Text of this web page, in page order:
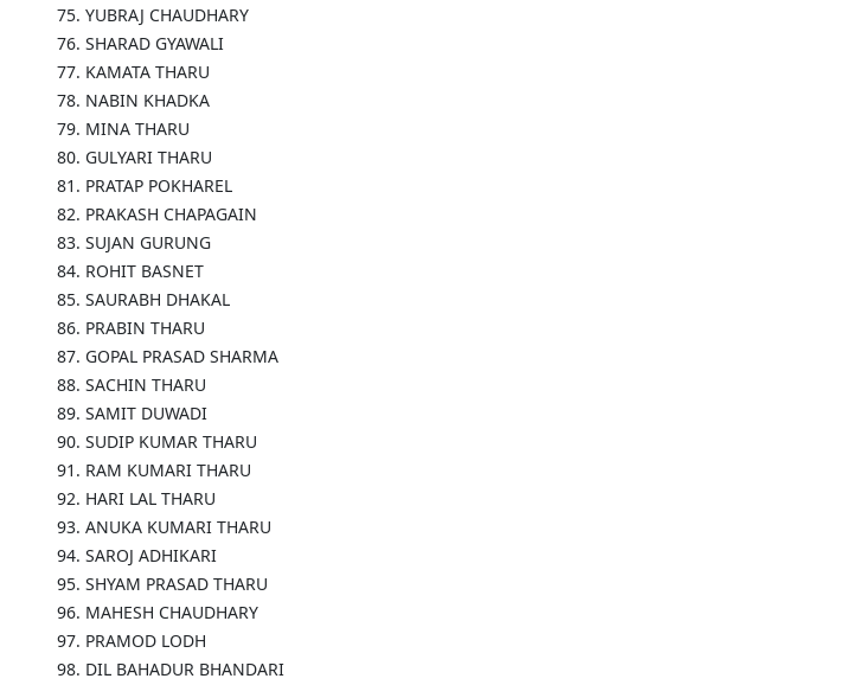
75. YUBRAJ CHAUDHARY
76. SHARAD GYAWALI
77. KAMATA THARU
78. NABIN KHADKA
79. MINA THARU
80. GULYARI THARU
81. PRATAP POKHAREL
82. PRAKASH CHAPAGAIN
83. SUJAN GURUNG
84. ROHIT BASNET
85. SAURABH DHAKAL
86. PRABIN THARU
87. GOPAL PRASAD SHARMA
88. SACHIN THARU
89. SAMIT DUWADI
90. SUDIP KUMAR THARU
91. RAM KUMARI THARU
92. HARI LAL THARU
93. ANUKA KUMARI THARU
94. SAROJ ADHIKARI
95. SHYAM PRASAD THARU
96. MAHESH CHAUDHARY
97. PRAMOD LODH
98. DIL BAHADUR BHANDARI